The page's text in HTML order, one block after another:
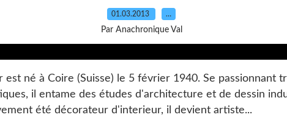
01.03.2013 …
Par Anachronique Val
est né à Coire (Suisse) le 5 février 1940. Se passionnant
il entame des études d'architecture et de dessin
été décorateur d'interieur, il devient artiste...